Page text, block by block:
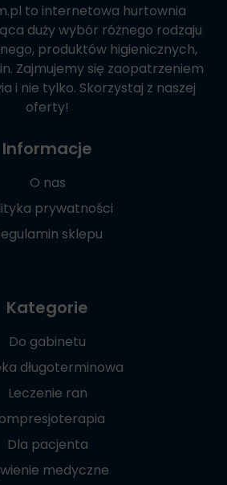
to internetowa hurtownia
duży wybór różnego rodzaju
produktów higienicznych,
Zajmujemy się zaopatrzeniem
i nie tylko. Skorzystaj z naszej
oferty!
Informacje
O nas
prywatności
sklepu
Kategorie
Do gabinetu
długoterminowa
Leczenie ran
Dla pacjenta
medyczne